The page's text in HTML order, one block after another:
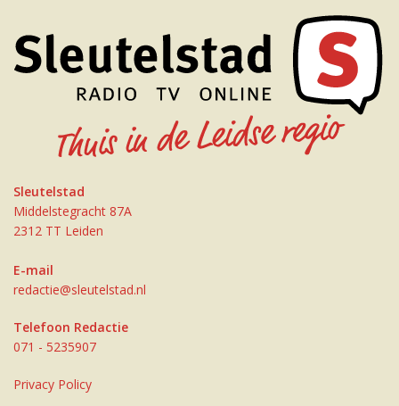
Sleutelstad
Middelstegracht 87A
2312 TT Leiden
E-mail
redactie@sleutelstad.nl
Telefoon Redactie
071 - 5235907
Privacy Policy